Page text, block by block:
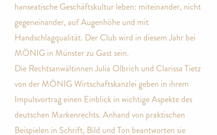
hanseatische Geschäftskultur leben: miteinander, nicht
gegeneinander, auf Augenhöhe und mit
Handschlagqualität. Der Club wird in diesem Jahr bei
MÖNIG in Münster zu Gast sein.
Die Rechtsanwältinnen Julia Olbrich und Clarissa Tietz
von der MÖNIG Wirtschaftskanzlei geben in ihrem
Impulsvortrag einen Einblick in wichtige Aspekte des
deutschen Markenrechts. Anhand von praktischen
Beispielen in Schrift, Bild und Ton beantworten sie